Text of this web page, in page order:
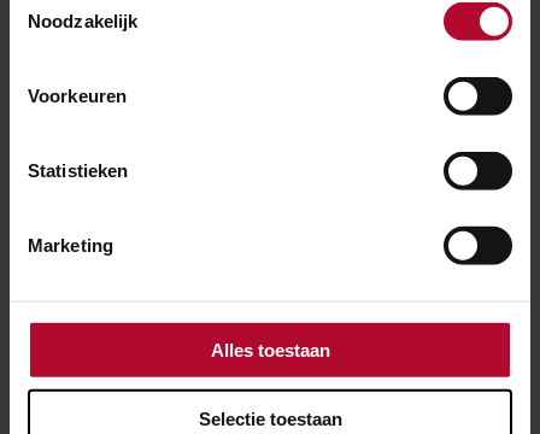
Noodzakelijk
Voorkeuren
Statistieken
Marketing
Alles toestaan
Selectie toestaan
Spoorwerk tussen Rotterdam en Den Haag